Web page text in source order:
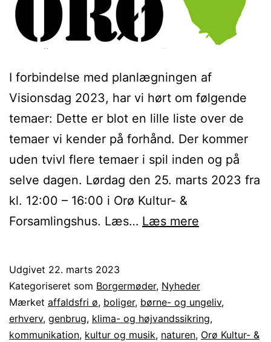
I forbindelse med planlægningen af
Visionsdag 2023, har vi hørt om følgende
temaer: Dette er blot en lille liste over de
temaer vi kender på forhånd. Der kommer
uden tvivl flere temaer i spil inden og på
selve dagen. Lørdag den 25. marts 2023 fra
kl. 12:00 – 16:00 i Orø Kultur- &
Forsamlingshus. Læs… Læs mere
Visionsdag
2023
Udgivet 22. marts 2023
Kategoriseret som Borgermøder, Nyheder
Mærket affaldsfri ø, boliger, børne- og ungeliv,
erhverv, genbrug, klima- og højvandssikring,
kommunikation, kultur og musik, naturen, Orø Kultur- &